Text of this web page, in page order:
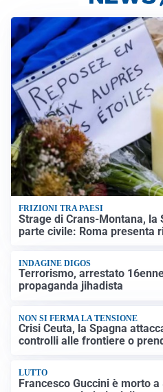
FRIZIONI TRA PAESI
Strage di Crans-Montana, la
parte civile: Roma presenta
INDAGINE DIGOS
Terrorismo, arrestato
propaganda jihadista
NON SI FERMA LA TENSIONE
Crisi Ceuta, la Spagna
controlli alle frontiere o
LUTTO
Francesco Guccini è morto